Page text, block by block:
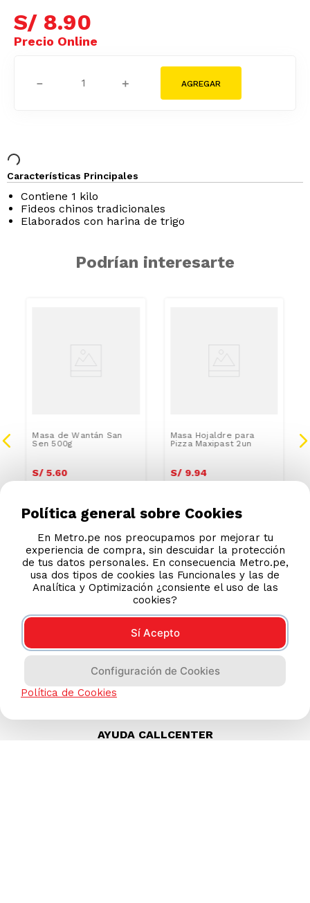
S/ 8.90
＋
－
Características Principales
Contiene 1 kilo
Fideos chinos tradicionales
Elaborados con harina de trigo
Podrían interesarte
Masa de Wantán San
Sen 500g
S/ 5.60
Masa Hojaldre para
Pizza Maxipast 2un
S/ 9.94
AYUDA CALLCENTER
Política general sobre Cookies
En Metro.pe nos preocupamos por mejorar tu
experiencia de compra, sin descuidar la protección
de tus datos personales. En consecuencia Metro.pe,
usa dos tipos de cookies las Funcionales y las de
Analítica y Optimización ¿consiente el uso de las
cookies?
Sí Acepto
Configuración de Cookies
Política de Cookies